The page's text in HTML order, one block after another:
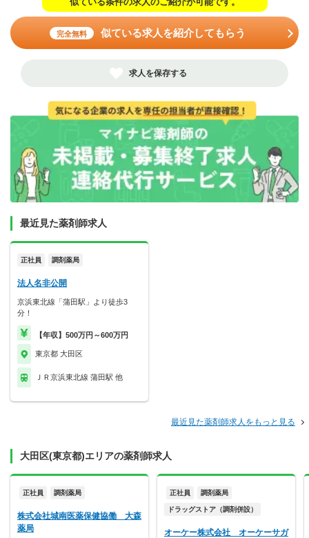
完全無料 似ている求人を紹介してもらう
求人を保存する
最近見た薬剤師求人
正社員 調剤薬局
法人名非公開
京浜東北線「蒲田駅」より徒歩3
分！
【年収】500万円～600万円
東京都 大田区
ＪＲ京浜東北線 蒲田駅 他
最近見た薬剤師求人をもっと見る
大田区(東京都)エリアの薬剤師求人
正社員 調剤薬局
株式会社城南医薬保健協働 大森
薬局
正社員 調剤薬局
ドラッグストア（調剤併設）
オーケー株式会社 オーケーサガ